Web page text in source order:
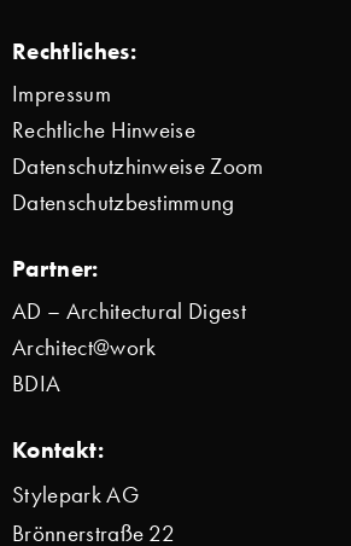
Rechtliches:
Impressum
Rechtliche Hinweise
Datenschutzhinweise Zoom
Datenschutzbestimmung
Partner:
AD – Architectural Digest
Architect@work
BDIA
Kontakt:
Stylepark AG
Brönnerstraße 22